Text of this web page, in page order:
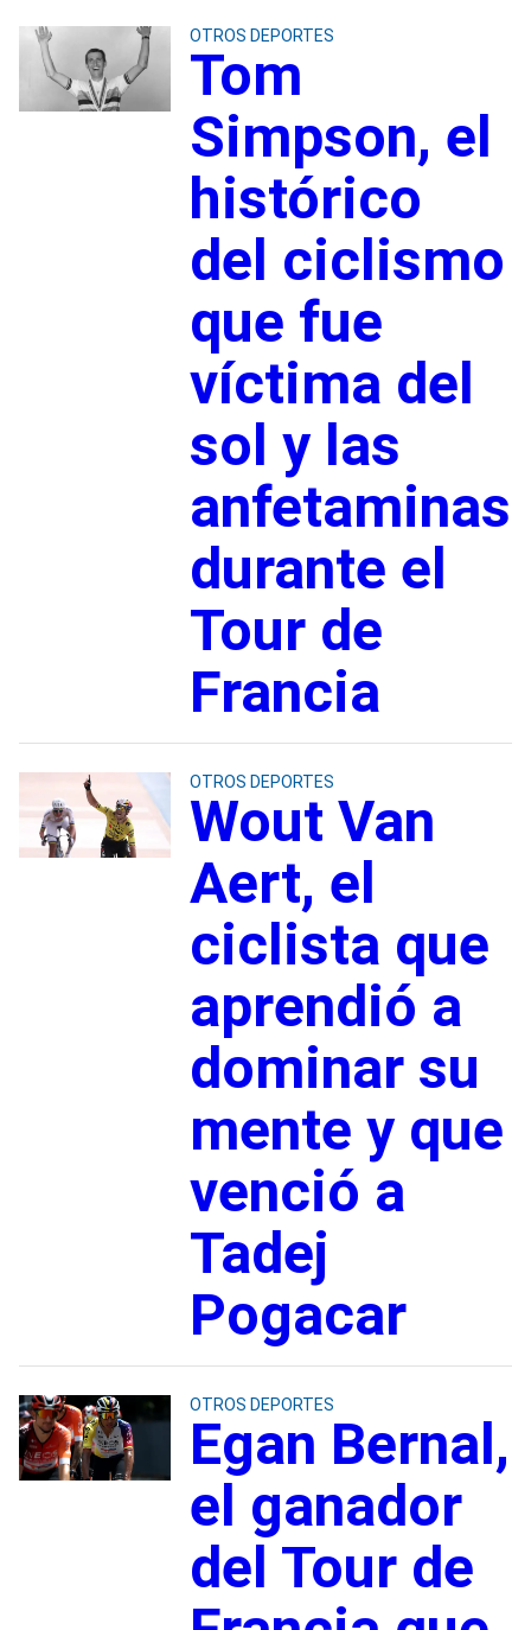
OTROS DEPORTES
Tom
Simpson, el
histórico
del ciclismo
que fue
víctima del
sol y las
anfetaminas
durante el
Tour de
Francia
OTROS DEPORTES
Wout Van
Aert, el
ciclista que
aprendió a
dominar su
mente y que
venció a
Tadej
Pogacar
OTROS DEPORTES
Egan Bernal,
el ganador
del Tour de